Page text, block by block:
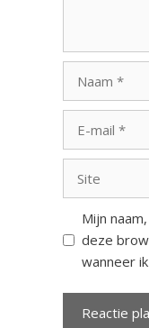
Mijn
deze
wanneer